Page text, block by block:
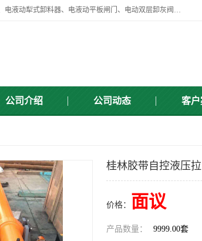
扬州中悦机械有限公司目前主要产品有：全自动液压纠偏器、液压拉紧、电液动三通分料器、电液动犁式卸料器、电液动平板闸门、电动双层卸灰阀、标准件、紧固件、液压泵站、新型电液推杆、皮带全自动液压调正器等，以及除尘通风类百余种产品系列。产品广泛适用于矿山、电力、煤矿、冶金、交通、化工、水利等行业。
公司介绍 公司动态 客户
桂林胶带自控液压
价格： 面议
产品数量： 9999.00套